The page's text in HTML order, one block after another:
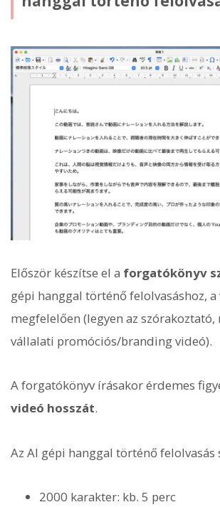
Először készítse el a forgatókönyv
gépi hanggal történő felolvasáshoz,
megfelelően (legyen az szórakoztató,
vállalati promóciós/branding videó).
A forgatókönyv írásakor érdemes
videó hosszát.
Az AI gépi hanggal történő felolvasás
2000 karakter: kb. 5 perc